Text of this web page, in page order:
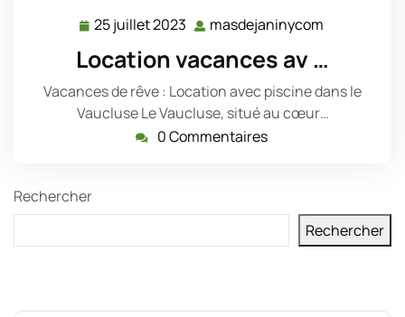
25 juillet 2023 25
2023
masdejaninycom
Location vacances av …
Vacances de rêve : Location avec piscine dans le
Vaucluse Le Vaucluse, situé au cœur…
0 Commentaires
Rechercher
Rechercher